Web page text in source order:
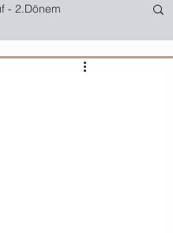
- 2.Dönem